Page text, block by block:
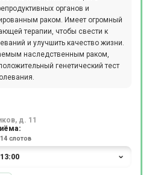
органов и
раком. Имеет огромный
терапии, чтобы свести к
и улучшить качество жизни.
наследственным раком,
генетический тест
д. 11
слотов